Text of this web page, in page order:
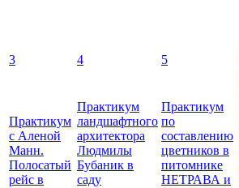
3 4 5
Практикум
с Аленой
Манн.
Полосатый
рейс в
Практикум
ландшафтного
архитектора
Людмилы
Бубаник в
саду
Практикум
по
составлению
цветников в
питомнике
НЕТРАВА и